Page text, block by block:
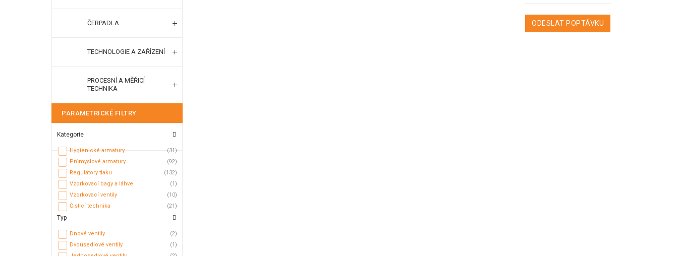
ODESLAT POPTÁVKU
ČERPADLA
TECHNOLOGIE A ZAŘÍZENÍ
PROCESNÍ A MĚŘICÍ
TECHNIKA
PARAMETRICKÉ FILTRY
Kategorie
Hygienické armatury
(31)
Průmyslové armatury
(92)
Regulátory tlaku
(132)
Vzorkovací bagy a láhve
(1)
Vzorkovací ventily
(10)
Čisticí technika
(21)
Typ
Dnové ventily
(2)
Dvousedlové ventily
(1)